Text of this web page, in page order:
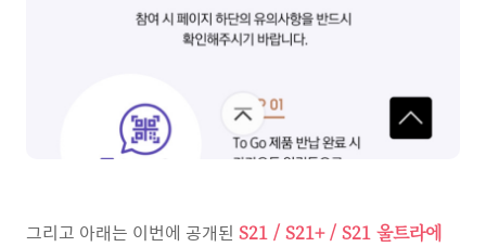
그리고 아래는 이번에 공개된 S21 / S21+ / S21 울트라에